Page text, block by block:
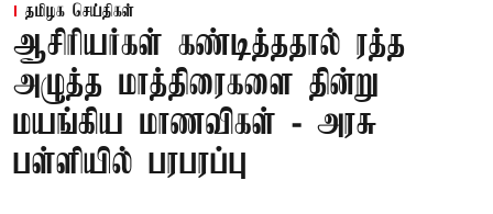
தமிழக செய்திகள்
ஆசிரியர்கள் கண்டித்ததால் ரத்த
அழுத்த மாத்திரைகளை தின்று
மயங்கிய மாணவிகள் - அரசு
பள்ளியில் பரபரப்பு